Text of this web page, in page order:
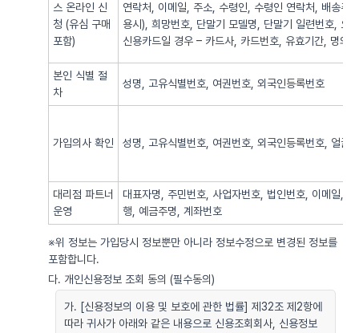
스 온라인 신
청 (유심 구매
포함)
연락처, 이메일, 주소, 수령인, 수령인 연락처, 배송주
용시), 희망번호, 단말기 모델명, 단말기 일련번호, 요
신용카드일 경우 – 카드사, 카드번호, 유효기간, 명의
본인 식별 절
차
성명, 고유식별번호, 여권번호, 외국인등록번호
가입의사 확인 성명, 고유식별번호, 여권번호, 외국인등록번호, 얼굴
대리점 파트너
운영
대표자명, 주민번호, 사업자번호, 법인번호, 이메일,
행, 예금주명, 계좌번호
※위 정보는 가입당시 정보뿐만 아니라 정보수정으로 변경된 정보를
포함합니다.
다. 개인신용정보 조회 동의 (필수동의)
가. [신용정보의 이용 및 보호에 관한 법률] 제32조 제2항에
따라 귀사가 아래와 같은 내용으로 신용조회회사, 신용정보